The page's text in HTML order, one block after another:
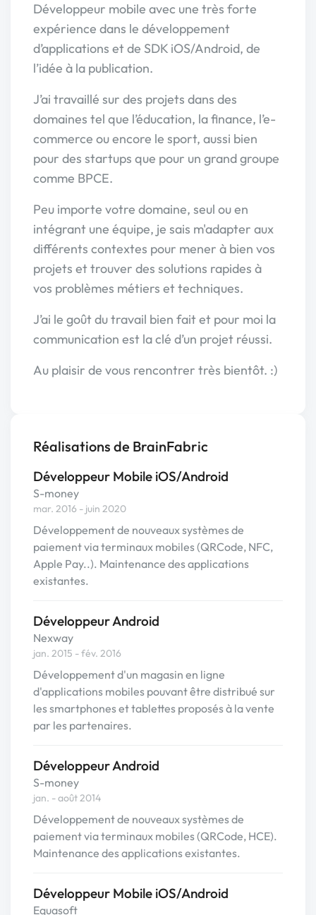
Développeur mobile avec une très forte
expérience dans le développement
d’applications et de SDK iOS/Android, de
l’idée à la publication.
J’ai travaillé sur des projets dans des
domaines tel que l’éducation, la finance, l’e-
commerce ou encore le sport, aussi bien
pour des startups que pour un grand groupe
comme BPCE.
Peu importe votre domaine, seul ou en
intégrant une équipe, je sais m'adapter aux
différents contextes pour mener à bien vos
projets et trouver des solutions rapides à
vos problèmes métiers et techniques.
J’ai le goût du travail bien fait et pour moi la
communication est la clé d’un projet réussi.
Au plaisir de vous rencontrer très bientôt. :)
Réalisations de BrainFabric
Développeur Mobile iOS/Android
S-money
mar. 2016 - juin 2020
Développement de nouveaux systèmes de
paiement via terminaux mobiles (QRCode, NFC,
Apple Pay..). Maintenance des applications
existantes.
Développeur Android
Nexway
jan. 2015 - fév. 2016
Développement d'un magasin en ligne
d'applications mobiles pouvant être distribué sur
les smartphones et tablettes proposés à la vente
par les partenaires.
Développeur Android
S-money
jan. - août 2014
Développement de nouveaux systèmes de
paiement via terminaux mobiles (QRCode, HCE).
Maintenance des applications existantes.
Développeur Mobile iOS/Android
Equasoft